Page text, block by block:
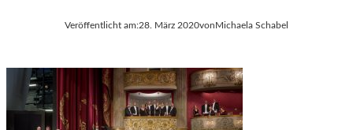
Veröffentlicht am:28. März 2020von Michaela Schabel